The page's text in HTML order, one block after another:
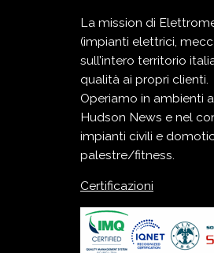
La mission di
(impianti elettrici,
sull’intero territorio
qualità ai propri clienti.
Operiamo in ambienti
Hudson News e nel
impianti civili e
palestre/fitness.
Certificazioni